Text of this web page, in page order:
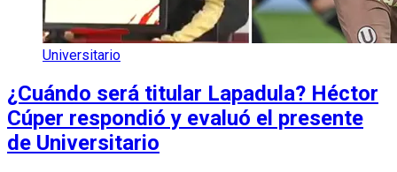
Universitario
¿Cuándo será titular Lapadula? Héctor
Cúper respondió y evaluó el presente
de Universitario